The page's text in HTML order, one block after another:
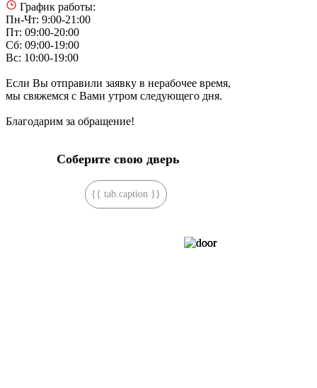
График работы:
Пн-Чт: 9:00-21:00
Пт: 09:00-20:00
Сб: 09:00-19:00
Вс: 10:00-19:00
Если Вы отправили заявку в нерабочее время,
мы свяжемся с Вами утром следующего дня.
Благодарим за обращение!
Соберите свою дверь
{{ tab.caption }}